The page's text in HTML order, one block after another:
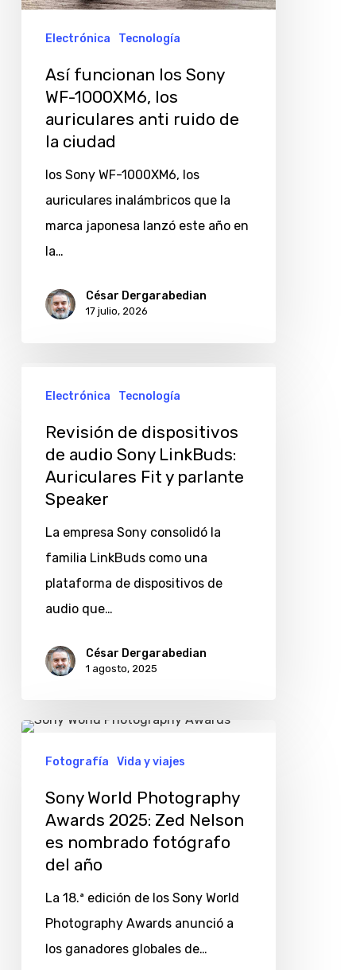
1000XM6,
ruido
ciudad
Electrónica Tecnología
Así funcionan los Sony
WF-1000XM6, los
auriculares anti ruido de
la ciudad
los Sony WF-1000XM6, los
auriculares inalámbricos que la
marca japonesa lanzó este año en
la…
César Dergarabedian
17 julio, 2026
dispositivos
audio
Sony
LinkBuds:
Auriculares
Speaker
Electrónica Tecnología
Revisión de dispositivos
de audio Sony LinkBuds:
Auriculares Fit y parlante
Speaker
La empresa Sony consolidó la
familia LinkBuds como una
plataforma de dispositivos de
audio que…
César Dergarabedian
1 agosto, 2025
Sony
World
Awards
fotógrafo
Fotografía Vida y viajes
Sony World Photography
Awards 2025: Zed Nelson
es nombrado fotógrafo
del año
La 18.ª edición de los Sony World
Photography Awards anunció a
los ganadores globales de…